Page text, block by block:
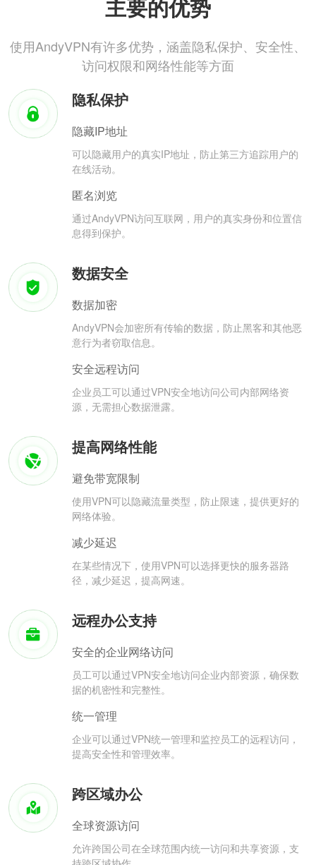
主要的优势
使用AndyVPN有许多优势，涵盖隐私保护、安全性、
访问权限和网络性能等方面
隐私保护
隐藏IP地址
可以隐藏用户的真实IP地址，防止第三方追踪用户的
在线活动。
匿名浏览
通过AndyVPN访问互联网，用户的真实身份和位置信
息得到保护。
数据安全
数据加密
AndyVPN会加密所有传输的数据，防止黑客和其他恶
意行为者窃取信息。
安全远程访问
企业员工可以通过VPN安全地访问公司内部网络资
源，无需担心数据泄露。
提高网络性能
避免带宽限制
使用VPN可以隐藏流量类型，防止限速，提供更好的
网络体验。
减少延迟
在某些情况下，使用VPN可以选择更快的服务器路
径，减少延迟，提高网速。
远程办公支持
安全的企业网络访问
员工可以通过VPN安全地访问企业内部资源，确保数
据的机密性和完整性。
统一管理
企业可以通过VPN统一管理和监控员工的远程访问，
提高安全性和管理效率。
跨区域办公
全球资源访问
允许跨国公司在全球范围内统一访问和共享资源，支